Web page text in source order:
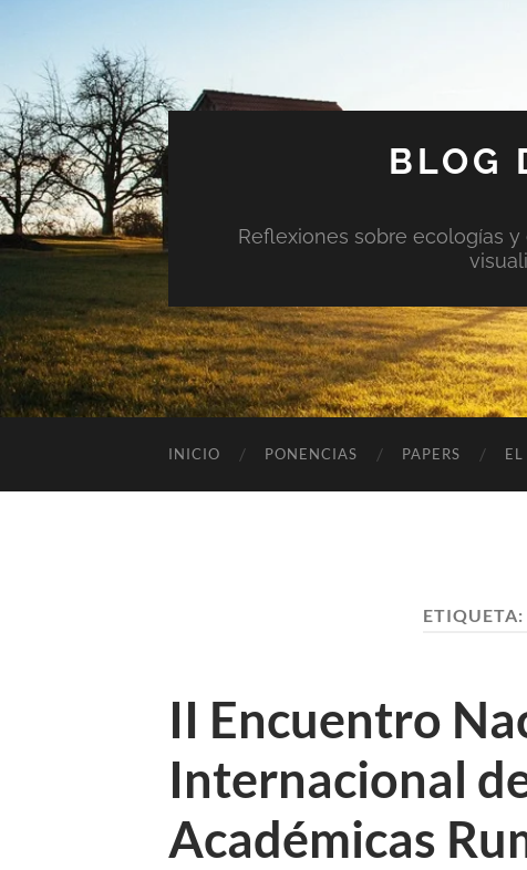
BLOG
Reflexiones sobre ecologías
INICIO PONENCIAS PAPERS EL
ETIQUETA:
II Encuentro
Internacional
Académicas